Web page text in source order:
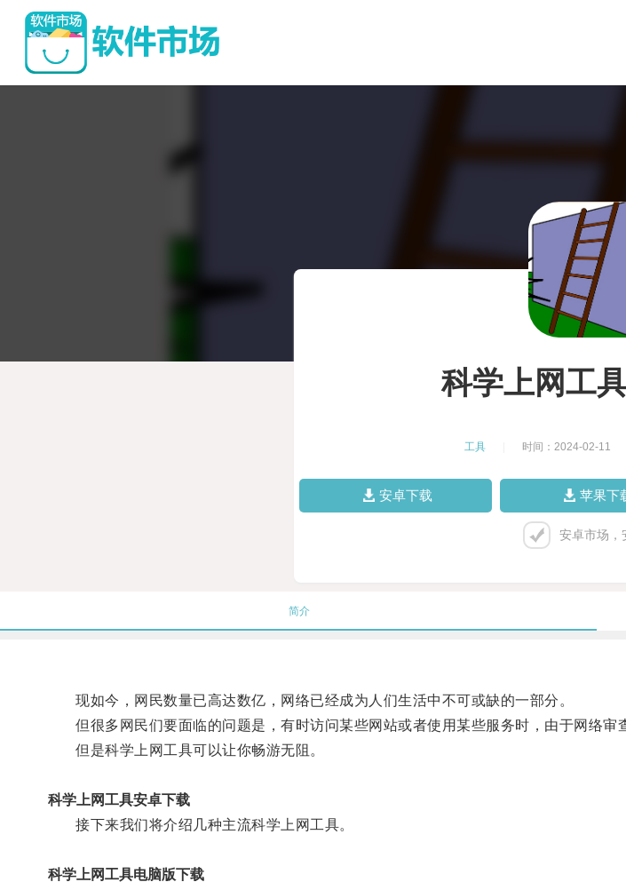
科学上网工
工具 时间：2024-02-11
安卓下载 苹果下
安卓市场，
简介
现如今，网民数量已高达数亿，网络已经成为人们生活中不可或缺的一部分。
但很多网民们要面临的问题是，有时访问某些网站或者使用某些服务时，由于网络审
但是科学上网工具可以让你畅游无阻。
科学上网工具安卓下载
接下来我们将介绍几种主流科学上网工具。
科学上网工具电脑版下载